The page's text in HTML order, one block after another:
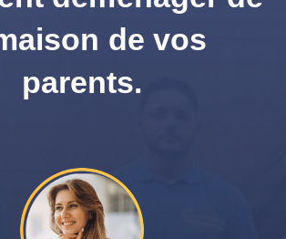
de vos
parents.